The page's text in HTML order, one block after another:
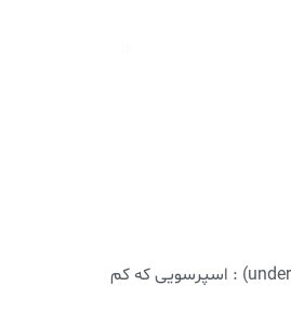
اصطلاحات تخصصی قهوه . (عصاره گیری) کرما : لایه بالایی کاراملی رنگ اسپرسو که از co2 و روغن های قهوه تشکیل شده است قهوه آندر (under extracted coffee) : اسپرسویی که کم